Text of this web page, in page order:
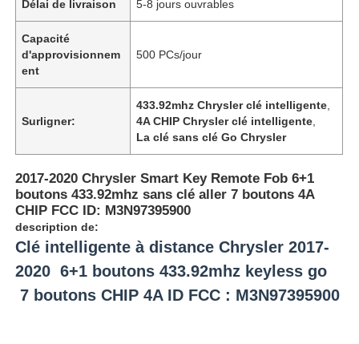
Délai de livraison 5-8 jours ouvrables
Capacité
d'approvisionnem
ent
500 PCs/jour
Surligner:
433.92mhz Chrysler clé intelligente
4A CHIP Chrysler clé intelligente
La clé sans clé Go Chrysler
2017-2020 Chrysler Smart Key Remote Fob 6+1
boutons 433.92mhz sans clé aller 7 boutons 4A
CHIP FCC ID: M3N97395900
description de:
Clé intelligente à distance Chrysler 2017-
2020 6+1 boutons 433.92mhz keyless go
7 boutons CHIP 4A ID FCC : M3N97395900